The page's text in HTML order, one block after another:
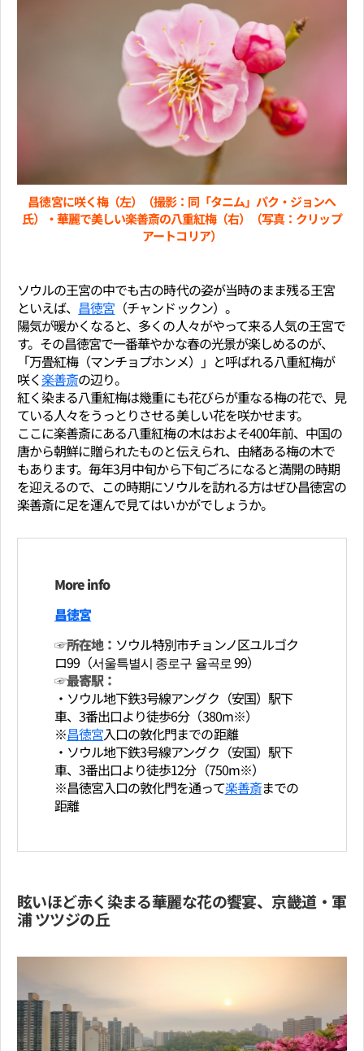
昌徳宮に咲く梅（左）（撮影：同「タニム」パク・ジョンへ
氏）・華麗で美しい楽善斎の八重紅梅（右）（写真：クリップ
アートコリア）
ソウルの王宮の中でも古の時代の姿が当時のまま残る王宮
といえば、 昌徳宮 （チャンドックン）。
陽気が暖かくなると、多くの人々がやって来る人気の王宮で
す。その昌徳宮で一番華やかな春の光景が楽しめるのが、
「万畳紅梅（マンチョプホンメ）」と呼ばれる八重紅梅が
咲く楽善斎の辺り。
紅く染まる八重紅梅は幾重にも花びらが重なる梅の花で、見
ている人々をうっとりさせる美しい花を咲かせます。
ここに楽善斎にある八重紅梅の木はおよそ400年前、中国の
唐から朝鮮に贈られたものと伝えられ、由緒ある梅の木で
もあります。毎年3月中旬から下旬ごろになると満開の時期
を迎えるので、この時期にソウルを訪れる方はぜひ昌徳宮の
楽善斎に足を運んで見てはいかがでしょうか。
More info
昌徳宮
☞所在地： ソウル特別市チョンノ区ユルゴク
ロ99（서울특별시 종로구 율곡로 99）
☞最寄駅：
・ソウル地下鉄3号線アングク（安国）駅下
車、3番出口より徒歩6分（380m※）
※昌徳宮入口の敦化門までの距離
・ソウル地下鉄3号線アングク（安国）駅下
車、3番出口より徒歩12分（750m※）
※昌徳宮入口の敦化門を通って楽善斎までの
距離
眩いほど赤く染まる華麗な花の饗宴、京畿道・軍
浦 ツツジの丘